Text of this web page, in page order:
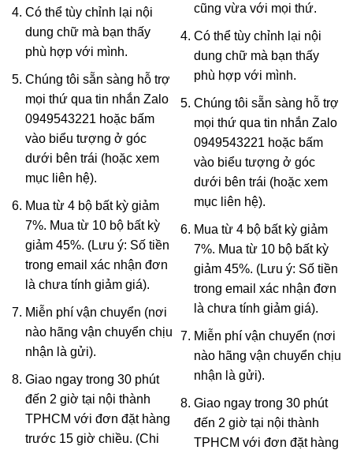
Có thể tùy chỉnh lại nội
dung chữ mà bạn thấy
phù hợp với mình.
Chúng tôi sẵn sàng hỗ trợ
mọi thứ qua tin nhắn Zalo
0949543221 hoặc bấm
vào biểu tượng ở góc
dưới bên trái (hoặc xem
mục liên hệ).
Mua từ 4 bộ bất kỳ giảm
7%. Mua từ 10 bộ bất kỳ
giảm 45%. (Lưu ý: Số tiền
trong email xác nhận đơn
là chưa tính giảm giá).
Miễn phí vận chuyển (nơi
nào hãng vận chuyển chịu
nhận là gửi).
Giao ngay trong 30 phút
đến 2 giờ tại nội thành
TPHCM với đơn đặt hàng
trước 15 giờ chiều. (Chi
cũng vừa với mọi thứ.
Có thể tùy chỉnh lại nội
dung chữ mà bạn thấy
phù hợp với mình.
Chúng tôi sẵn sàng hỗ trợ
mọi thứ qua tin nhắn Zalo
0949543221 hoặc bấm
vào biểu tượng ở góc
dưới bên trái (hoặc xem
mục liên hệ).
Mua từ 4 bộ bất kỳ giảm
7%. Mua từ 10 bộ bất kỳ
giảm 45%. (Lưu ý: Số tiền
trong email xác nhận đơn
là chưa tính giảm giá).
Miễn phí vận chuyển (nơi
nào hãng vận chuyển chịu
nhận là gửi).
Giao ngay trong 30 phút
đến 2 giờ tại nội thành
TPHCM với đơn đặt hàng